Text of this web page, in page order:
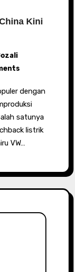
Kini
satunya
listrik
VW…